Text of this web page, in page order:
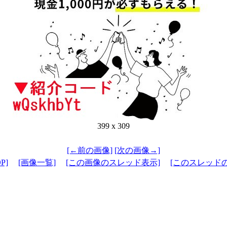
399 x 309
[←前の画像] [次の画像→]
[画像一覧] [この画像のスレッド表示] [このスレッド